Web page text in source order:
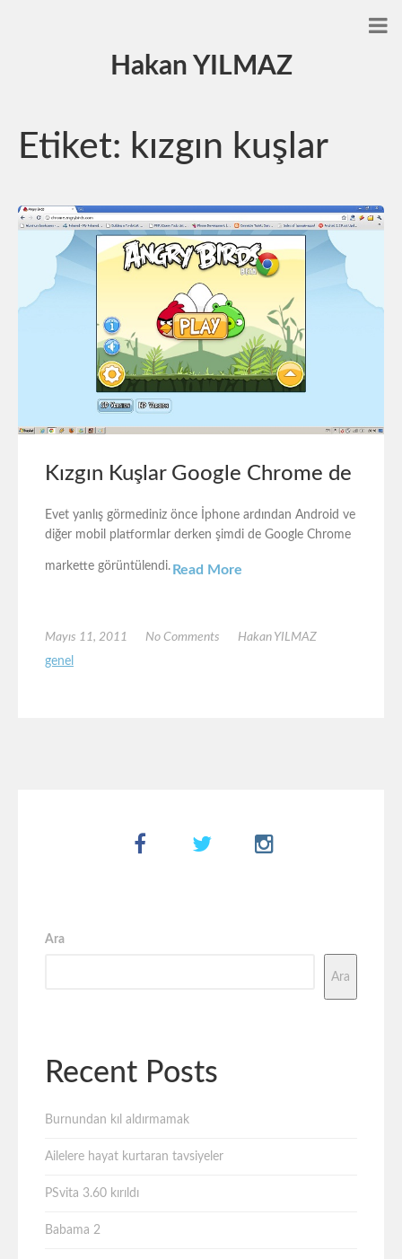
Hakan YILMAZ
Etiket: kızgın kuşlar
Kızgın Kuşlar Google Chrome de
Evet yanlış görmediniz önce İphone ardından Android ve
diğer mobil platformlar derken şimdi de Google Chrome
markette görüntülendi. Read More
Mayıs 11, 2011 No Comments
Hakan YILMAZ
genel
Ara
Ara
Recent Posts
Burnundan kıl aldırmamak
Ailelere hayat kurtaran tavsiyeler
PSvita 3.60 kırıldı
Babama 2